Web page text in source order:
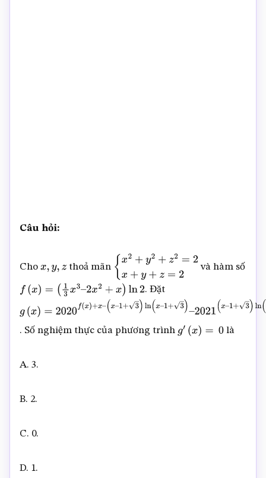
Câu hỏi:
Cho x,y,z thoả mãn {x 2+ y 2+ z = 2x +y =2
và hàm số
f( x)= 13 x3– 2x +x) 2 . Đặt
g (x)= 2020f(x)
( x–1+3)ln(x–
. Số nghiệm thực của phương trình g (x)= 0 là
A. 3.
B. 2.
C. 0.
D. 1.